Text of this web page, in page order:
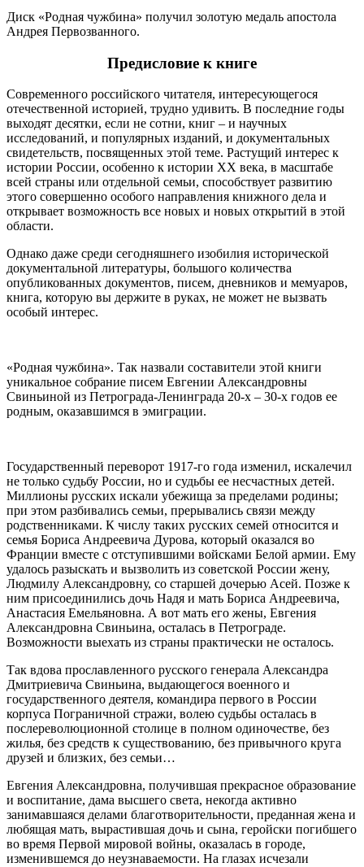
Диск «Родная чужбина» получил золотую медаль апостола
Андрея Первозванного.
Предисловие к книге
Современного российского читателя, интересующегося
отечественной историей, трудно удивить. В последние годы
выходят десятки, если не сотни, книг – и научных
исследований, и популярных изданий, и документальных
свидетельств, посвященных этой теме. Растущий интерес к
истории России, особенно к истории ХХ века, в масштабе
всей страны или отдельной семьи, способствует развитию
этого совершенно особого направления книжного дела и
открывает возможность все новых и новых открытий в этой
области.
Однако даже среди сегодняшнего изобилия исторической
документальной литературы, большого количества
опубликованных документов, писем, дневников и мемуаров,
книга, которую вы держите в руках, не может не вызвать
особый интерес.
«Родная чужбина». Так назвали составители этой книги
уникальное собрание писем Евгении Александровны
Свиньиной из Петрограда-Ленинграда 20-х – 30-х годов ее
родным, оказавшимся в эмиграции.
Государственный переворот 1917-го года изменил, искалечил
не только судьбу России, но и судьбы ее несчастных детей.
Миллионы русских искали убежища за пределами родины;
при этом разбивались семьи, прерывались связи между
родственниками. К числу таких русских семей относится и
семья Бориса Андреевича Дурова, который оказался во
Франции вместе с отступившими войсками Белой армии. Ему
удалось разыскать и вызволить из советской России жену,
Людмилу Александровну, со старшей дочерью Асей. Позже к
ним присоединились дочь Надя и мать Бориса Андреевича,
Анастасия Емельяновна. А вот мать его жены, Евгения
Александровна Свиньина, осталась в Петрограде.
Возможности выехать из страны практически не осталось.
Так вдова прославленного русского генерала Александра
Дмитриевича Свиньина, выдающегося военного и
государственного деятеля, командира первого в России
корпуса Пограничной стражи, волею судьбы осталась в
послереволюционной столице в полном одиночестве, без
жилья, без средств к существованию, без привычного круга
друзей и близких, без семьи…
Евгения Александровна, получившая прекрасное образование
и воспитание, дама высшего света, некогда активно
занимавшаяся делами благотворительности, преданная жена и
любящая мать, вырастившая дочь и сына, геройски погибшего
во время Первой мировой войны, оказалась в городе,
изменившемся до неузнаваемости. На глазах исчезали